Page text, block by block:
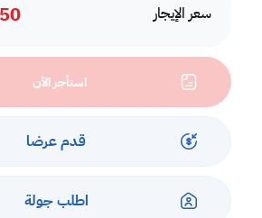
سعر الإيجار
استأجر الآن
قدم عرضا
اطلب جولة
bright and spacious hall area with large
allowing the sunlight to brighten your home.
with central ac units, curtains and fitted
wardrobes.
cupboards; attached